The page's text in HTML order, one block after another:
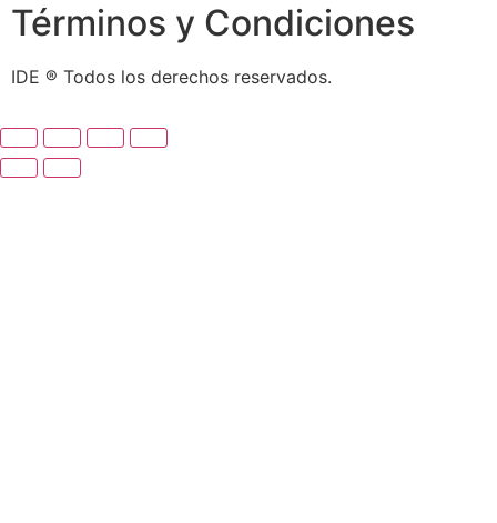
Términos y Condiciones
IDE ® Todos los derechos reservados.